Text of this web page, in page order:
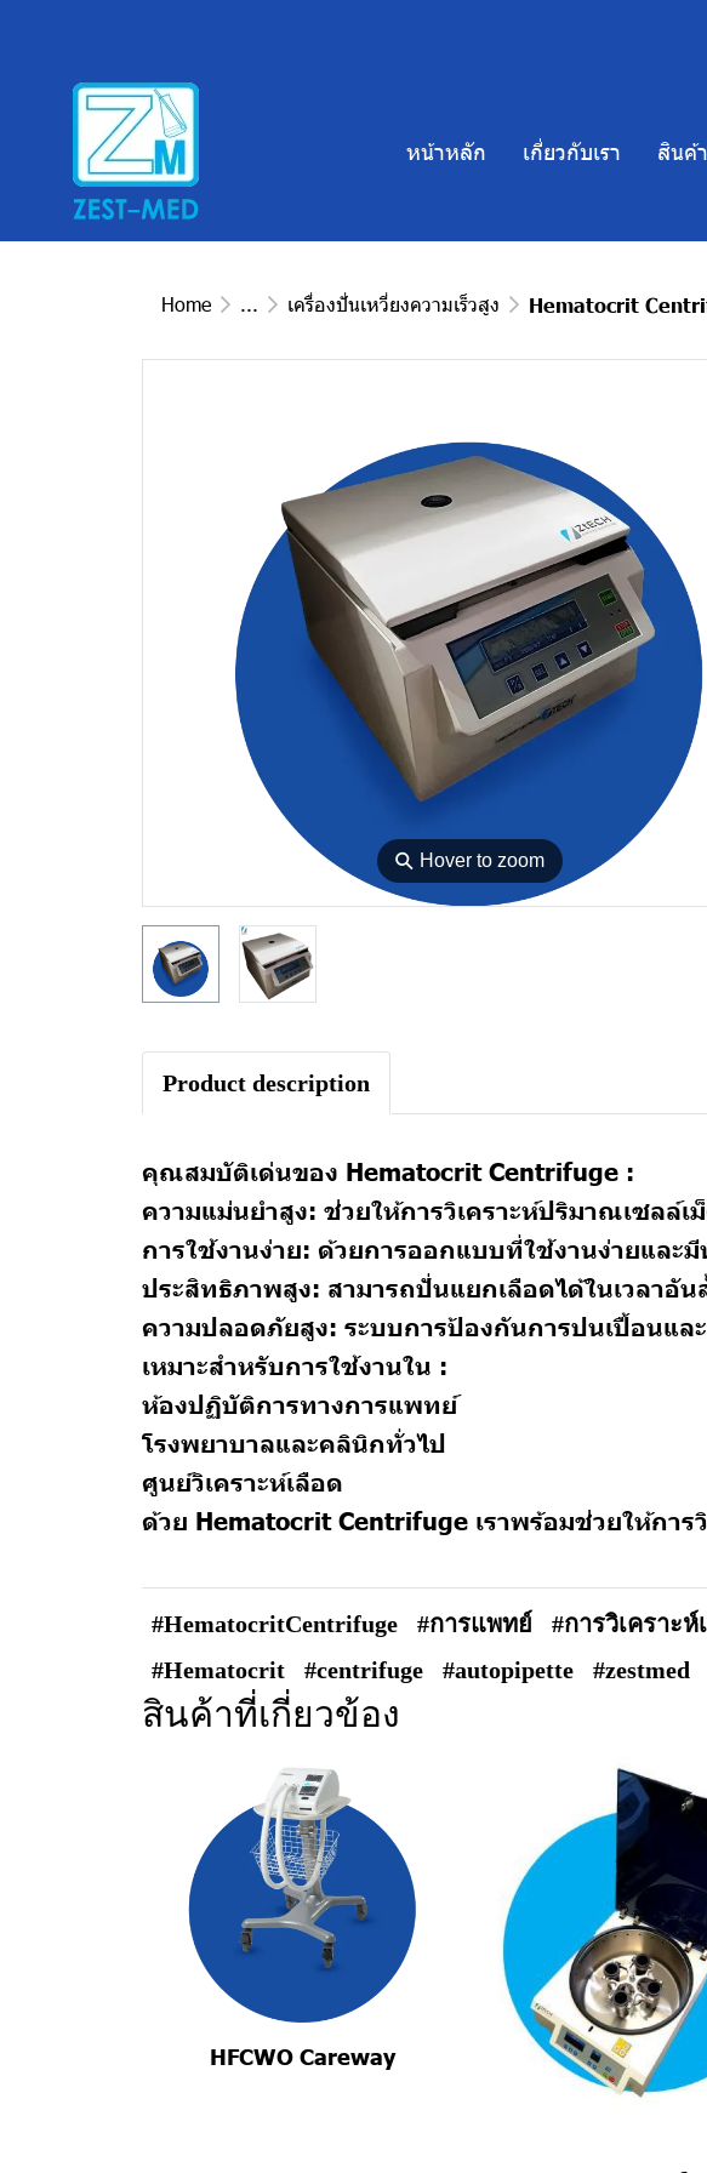
หน้าหลัก เกี่ยวกับเรา สินค้า
Home ... เครื่องปั่นเหวี่ยงความเร็วสูง Hematocrit
⚲ Hover to zoom
Product description
คุณสมบัติเด่นของ Hematocrit Centrifuge :
ความแม่นยำสูง: ช่วยให้การวิเคราะห์ปริมาณเซลล์
การใช้งานง่าย: ด้วยการออกแบบที่ใช้งานง่ายแล
ประสิทธิภาพสูง: สามารถปั่นแยกเลือดได้ในเวลาอัน
ความปลอดภัยสูง: ระบบการป้องกันการปนเปื้อนแล
เหมาะสำหรับการใช้งานใน :
ห้องปฏิบัติการทางการแพทย์
โรงพยาบาลและคลินิกทั่วไป
ศูนย์วิเคราะห์เลือด
ด้วย Hematocrit Centrifuge เราพร้อมช่วยให้กา
#HematocritCentrifuge #การแพทย์ #การวิเคราะห์
#Hematocrit
#centrifuge #autopipette #zestmed
สินค้าที่เกี่ยวข้อง
HFCWO Careway